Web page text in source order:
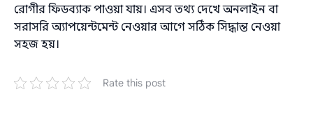
রোগীর ফিডব্যাক পাওয়া যায়। এসব তথ্য দেখে অনলাইন বা
সরাসরি অ্যাপয়েন্টমেন্ট নেওয়ার আগে সঠিক সিদ্ধান্ত নেওয়া
সহজ হয়।
Rate this post